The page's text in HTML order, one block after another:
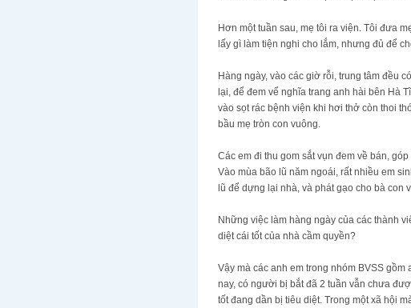
Hơn một tuần sau, mẹ tôi ra viện. Tôi đưa
lấy gì làm tiện nghi cho lắm, nhưng đủ để
Hàng ngày, vào các giờ rỗi, trung tâm đều
lại, để đem vể nghĩa trang anh hài bên Hà
vào sọt rác bệnh viện khi hơi thở còn thoi
bầu mẹ tròn con vuông.
Các em đi thu gom sắt vụn đem về bán,
Vào mùa bão lũ năm ngoái, rất nhiều em
lũ để dựng lại nhà, và phát gạo cho bà con
Những việc làm hàng ngày của các thành
diệt cái tốt của nhà cầm quyền?
Vậy mà các anh em trong nhóm BVSS
nay, có người bị bắt đã 2 tuần vẫn chưa
tốt đang dần bị tiêu diệt. Trong một xã hội